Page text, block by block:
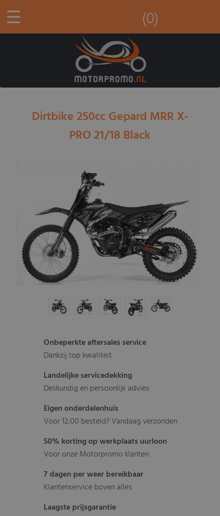
☰ (0)
Dirtbike 250cc Gepard MRR X-
PRO 21/18 Black
Onbeperkte aftersales service
Dankzij top kwaliteit
Landelijke servicedekking
Deskundig en persoonlijk advies
Eigen onderdelenhuis
Voor 12:00 besteld? Vandaag verzonden
50% korting op werkplaats uurloon
Voor onze Motorpromo klanten
7 dagen per weer bereikbaar
Klantenservice boven alles
Laagste prijsgarantie